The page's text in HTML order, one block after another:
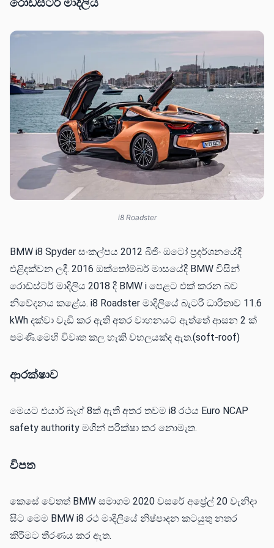
i8 Roadster
BMW i8 Spyder සංකල්පය 2012 බීජිං ඔටෝ ප්‍රදර්ශනයේදී
එළිදක්වන ලදී. 2016 ඔක්තෝම්බර් මාසයේදී BMW විසින්
රොඩ්ස්ටර් මාදිලිය 2018 දී BMW i පෙළට එක් කරන බව
නිවේදනය කළේය. i8 Roadster මාදිලියේ බැටරි ධාරිතාව 11.6
kWh දක්වා වැඩි කර ඇති අතර වාහනයට ඇත්තේ ආසන 2 ක්
පමණි.මෙහි විවෘත කල හැකි වහලයක්ද ඇත.(soft-roof)
ආරක්ෂාව
මෙයට එයාර් බෑග් 8ක් ඇති අතර තවම i8 රථය Euro NCAP
safety authority මගින් පරික්ෂා කර නොමැත.
විපත
කෙසේ වෙතත් BMW සමාගම 2020 වසරේ අප්‍රේල් 20 වැනිදා
සිට මෙම BMW i8 රථ මාදිලියේ නිෂ්පාදන කටයුතු නතර
කිරීමට තීරණය කර ඇත.